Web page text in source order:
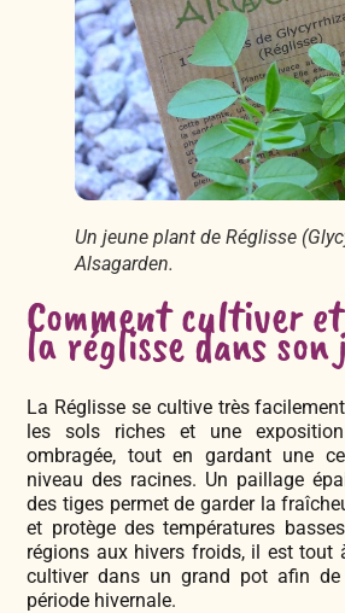
Un jeune plant de Réglisse
Alsagarden.
Comment cultiver
la réglisse dans
La Réglisse se cultive très
les sols riches et une
ombragée, tout en gardant une
niveau des racines. Un paillage
des tiges permet de garder la
et protège des températures
régions aux hivers froids, il est tout
cultiver dans un grand pot afin
période hivernale.